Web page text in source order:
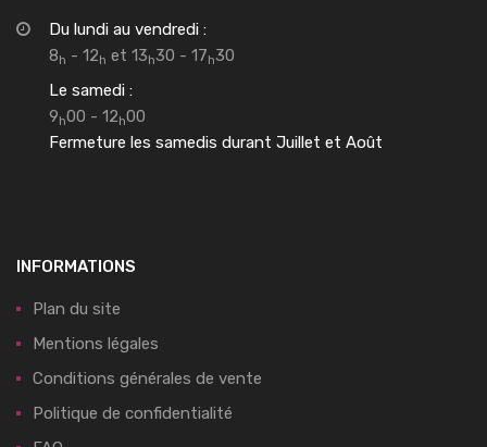
Du lundi au vendredi :
8h - 12h et 13h30 - 17h30
Le samedi :
9h00 - 12h00
Fermeture les samedis durant Juillet et Août
INFORMATIONS
Plan du site
Mentions légales
Conditions générales de vente
Politique de confidentialité